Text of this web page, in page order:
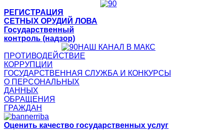
РЕГИСТРАЦИЯ
СЕТНЫХ ОРУДИЙ ЛОВА
Государственный
контроль (надзор)
НАШ КАНАЛ В МАКС
ПРОТИВОДЕЙСТВИЕ
КОРРУПЦИИ
ГОСУДАРСТВЕННАЯ СЛУЖБА И КОНКУРСЫ
О ПЕРСОНАЛЬНЫХ
ДАННЫХ
ОБРАЩЕНИЯ
ГРАЖДАН
Оценить качество государственных услуг